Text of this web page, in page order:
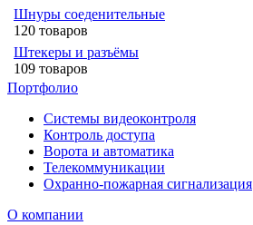
Шнуры соеденительные
120 товаров
Штекеры и разъёмы
109 товаров
Портфолио
Системы видеоконтроля
Контроль доступа
Ворота и автоматика
Телекоммуникации
Охранно-пожарная сигнализация
О компании